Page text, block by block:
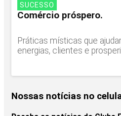
SUCESSO
Comércio próspero.
Práticas místicas que
energias, clientes e
Nossas notícias no